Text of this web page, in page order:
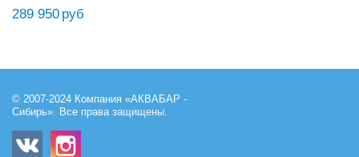
289 950 руб
© 2007-2024 Компания «АКВАБАР -
Сибирь». Все права защищены.